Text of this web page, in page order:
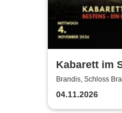
Kabarett im
Weimarer
Brandis, Schloss
04.11.2026